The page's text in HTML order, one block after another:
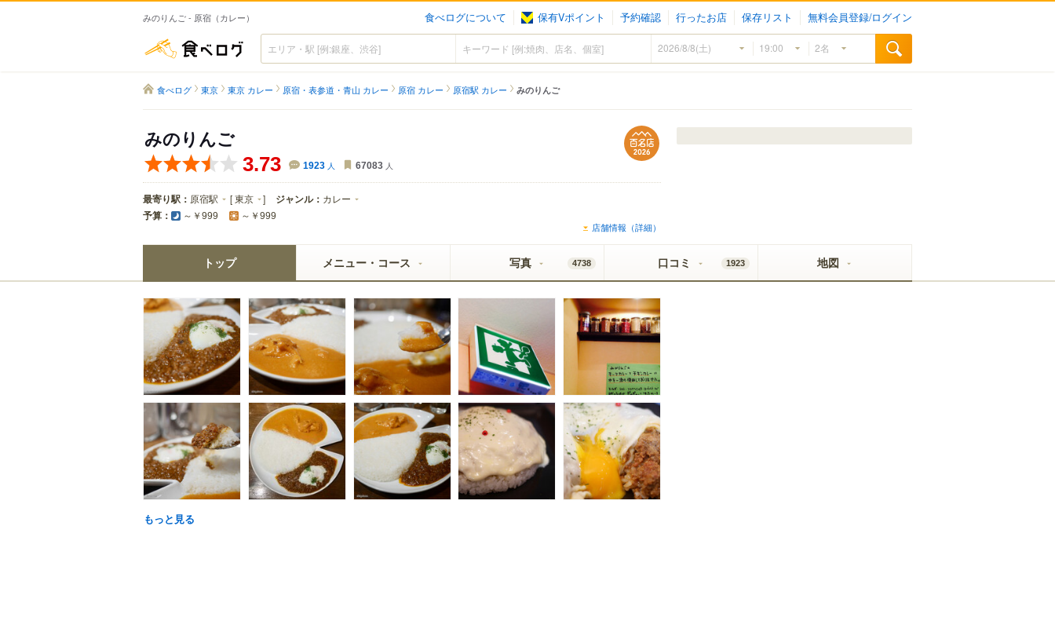
みのりんご - 原宿（カレー） 食べログについて 保有Vポイント 予約確認 行ったお店 保存リスト 無料会員登録/ログイン
食べログ
食べログ 東京 東京 カレー 原宿・表参道・青山 カレー 原宿 カレー 原宿駅 カレー みのりんご
みのりんご
3.73 1923 人 67083 人
最寄り駅： 原宿駅 [東京 ] ジャンル： カレー
予算： ～￥999 ～￥999
店舗情報（詳細）
トップ メニュー・コース 写真 4738 口コミ 1923 地図
もっと見る